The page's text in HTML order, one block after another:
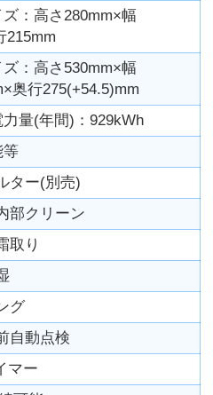
：高さ280mm×幅
215mm
：高さ530mm×幅
奥行275(+54.5)mm
量(年間)：929kWh
等
ター(別売)
部クリーン
取り
グ
自動点検
マー